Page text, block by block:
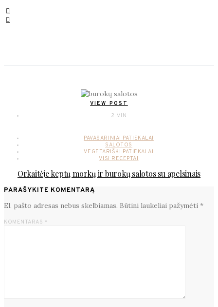
VIEW POST
2 MIN
PAVASARINIAI PATIEKALAI
SALOTOS
VEGETARIŠKI PATIEKALAI
VISI RECEPTAI
Orkaitėje keptų morkų ir burokų salotos su apelsinais
PARAŠYKITE KOMENTARĄ
El. pašto adresas nebus skelbiamas. Būtini laukeliai pažymėti *
KOMENTARAS *